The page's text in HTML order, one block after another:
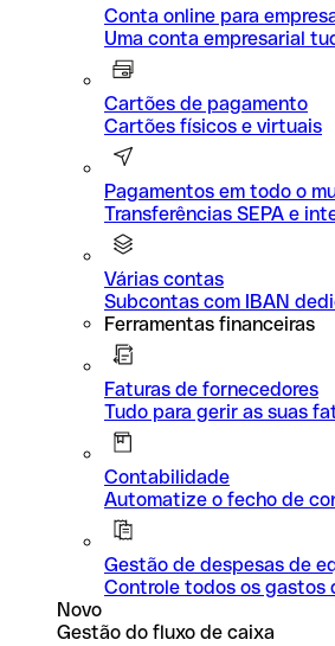
Conta online para
Uma conta empresarial
Cartões de pagamento
Cartões físicos e virtuais
Pagamentos em todo o
Transferências SEPA e
Várias contas
Subcontas com IBAN
Ferramentas financeiras
Faturas de fornecedores
Tudo para gerir as suas
Contabilidade
Automatize o fecho de
Gestão de despesas de
Controle todos os gastos
Novo
Gestão do fluxo de caixa